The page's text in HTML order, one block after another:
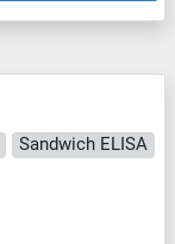
Sandwich ELISA